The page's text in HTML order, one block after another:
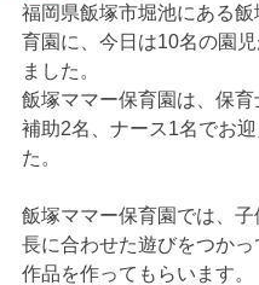
福岡県飯塚市堀池にある飯
育園に、今日は10名の園
ました。
飯塚ママー保育園は、保
補助2名、ナース1名でお
た。
飯塚ママー保育園では、
長に合わせた遊びをつかっ
作品を作ってもらいます。